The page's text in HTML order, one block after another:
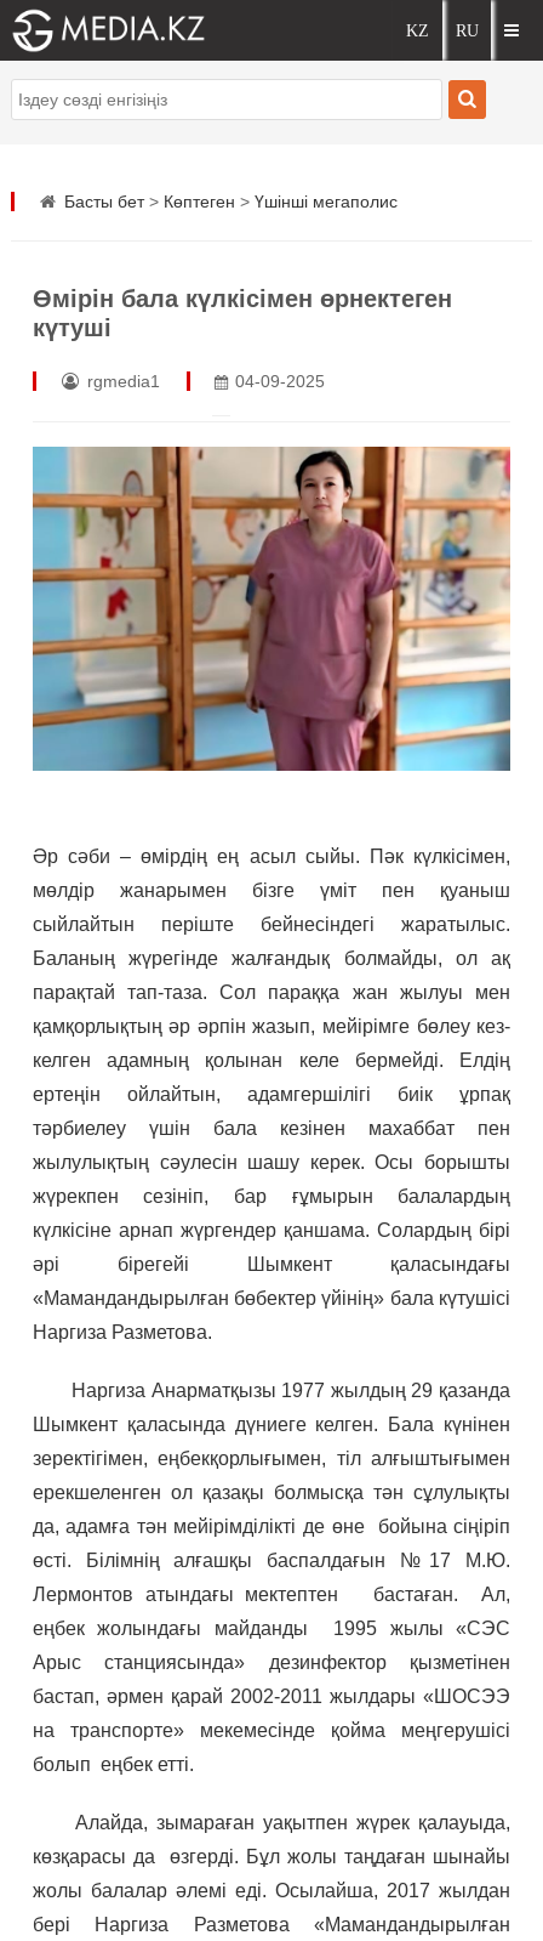
Басты бет> Көптеген > Үшінші мегаполис
Өмірін бала күлкісімен өрнектеген
күтуші
rgmedia1 04-09-2025
Әр сәби – өмірдің ең асыл сыйы. Пәк күлкісімен,
мөлдір жанарымен бізге үміт пен қуаныш
сыйлайтын періште бейнесіндегі жаратылыс.
Баланың жүрегінде жалғандық болмайды, ол ақ
парақтай тап-таза. Сол параққа жан жылуы мен
қамқорлықтың әр әрпін жазып, мейірімге бөлеу кез-
келген адамның қолынан келе бермейді. Елдің
ертеңін ойлайтын, адамгершілігі биік ұрпақ
тәрбиелеу үшін бала кезінен махаббат пен
жылулықтың сәулесін шашу керек. Осы борышты
жүрекпен сезініп, бар ғұмырын балалардың
күлкісіне арнап жүргендер қаншама. Солардың бірі
әрі бірегейі Шымкент қаласындағы
«Мамандандырылған бөбектер үйінің» бала күтушісі
Наргиза Разметова.
Наргиза Анарматқызы 1977 жылдың 29 қазанда
Шымкент қаласында дүниеге келген. Бала күнінен
зеректігімен, еңбекқорлығымен, тіл алғыштығымен
ерекшеленген ол қазақы болмысқа тән сұлулықты
да, адамға тән мейірімділікті де өне бойына сіңіріп
өсті. Білімнің алғашқы баспалдағын №17 М.Ю.
Лермонтов атындағы мектептен бастаған. Ал,
еңбек жолындағы майданды 1995 жылы «СЭС
Арыс станциясында» дезинфектор қызметінен
бастап, әрмен қарай 2002-2011 жылдары «ШОСЭЭ
на транспорте» мекемесінде қойма меңгерушісі
болып еңбек етті.
Алайда, зымараған уақытпен жүрек қалауыда,
көзқарасы да өзгерді. Бұл жолы таңдаған шынайы
жолы балалар әлемі еді. Осылайша, 2017 жылдан
бері Наргиза Разметова «Мамандандырылған